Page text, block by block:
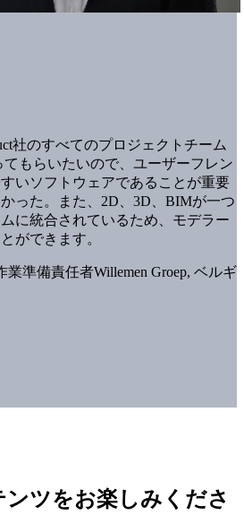
社のすべてのプロジェクトチーム
てもらいたいので、ユーザーフレン
いソフトウェアであることが重要
った。また、2D、3D、BIMが一つ
に統合されているため、モデラー
ができます。
業準備責任者Willemen Groep, ベルギ
ツをお楽しみくださ